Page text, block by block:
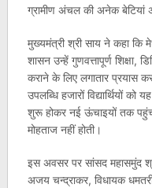
ग्रामीण अंचल की अनेक बेटियां
मुख्यमंत्री श्री साय ने कहा कि
शासन उन्हें गुणवत्तापूर्ण
कराने के लिए लगातार प्रयास
उपलब्धि हजारों विद्यार्थियों
शुरू होकर नई ऊंचाइयों तक
मोहताज नहीं होती।
इस अवसर पर सांसद महासमुंद
अजय चन्द्राकर, विधायक धमतरी